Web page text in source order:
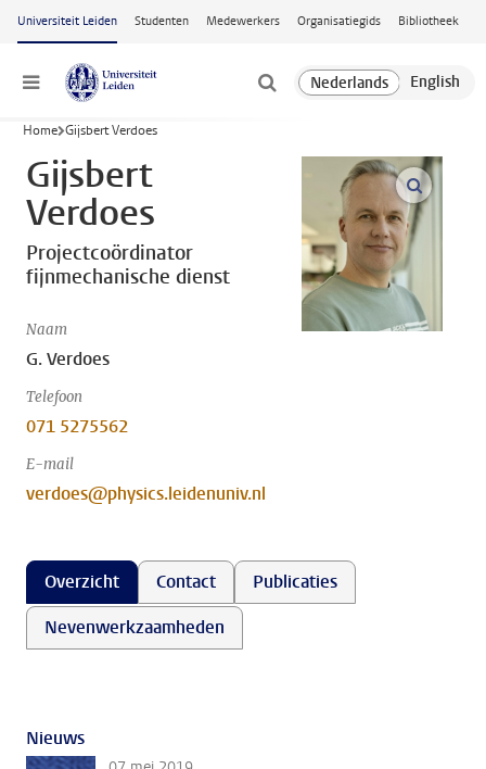
Ga naar hoofdinhoud
Universiteit Leiden Studenten Medewerkers Organisatiegids Bibliotheek
Menu
Home Gijsbert Verdoes
Gijsbert
Verdoes
Projectcoördinator
fijnmechanische dienst
Naam
G. Verdoes
Telefoon
071 5275562
E-mail
verdoes@physics.leidenuniv.nl
open
Overzicht Contact
Publicaties
Nevenwerkzaamheden
Nieuws